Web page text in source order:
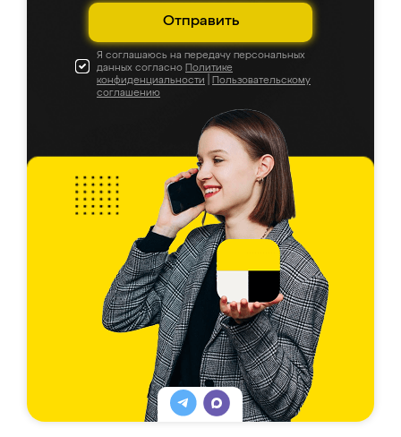
Отправить
Я соглашаюсь на передачу персональных
данных согласно Политике
конфиденциальности
Пользовательскому
соглашению